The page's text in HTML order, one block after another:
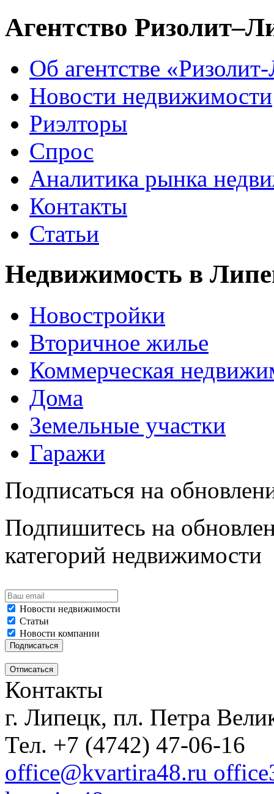
Агентство
Об агентстве
Новости недвижимости
Риэлторы
Спрос
Аналитика рынка
Контакты
Статьи
Недвижимость в
Новостройки
Вторичное жилье
Коммерческая
Дома
Земельные участки
Гаражи
Подписаться на
Подпишитесь на
категорий недвижимости
Новости недвижимости
Статьи
Новости компании
Контакты
г. Липецк, пл. Петра
Тел. +7 (4742) 47-06-16
office@kvartira48.ru